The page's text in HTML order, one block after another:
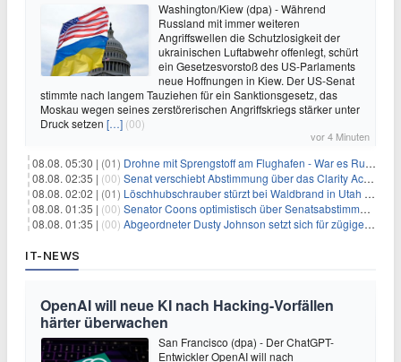
Washington/Kiew (dpa) - Während
Russland mit immer weiteren
Angriffswellen die Schutzlosigkeit der
ukrainischen Luftabwehr offenlegt, schürt
ein Gesetzesvorstoß des US-Parlaments
neue Hoffnungen in Kiew. Der US-Senat
stimmte nach langem Tauziehen für ein Sanktionsgesetz, das
Moskau wegen seines zerstörerischen Angriffskriegs stärker unter
Druck setzen […] (00)
vor 4 Minuten
08.08. 05:30 | (01) Drohne mit Sprengstoff am Flughafen - War es Russland?
08.08. 02:35 | (00) Senat verschiebt Abstimmung über das Clarity Act: Auswirkungen auf Unternehmen und das Vertrauen der Investoren
08.08. 02:02 | (01) Löschhubschrauber stürzt bei Waldbrand in Utah ab
08.08. 01:35 | (00) Senator Coons optimistisch über Senatsabstimmungen angesichts von Finanzierungsbedenken
08.08. 01:35 | (00) Abgeordneter Dusty Johnson setzt sich für zügige Regierungsfinanzierung angesichts von Shutdown-Risiken ein
IT-NEWS
OpenAI will neue KI nach Hacking-Vorfällen
härter überwachen
San Francisco (dpa) - Der ChatGPT-
Entwickler OpenAI will nach